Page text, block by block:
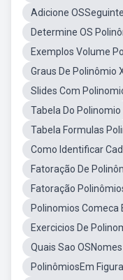
Adicione
Determine OS
Exemplos Volume
Graus De Polinômio
Slides Com
Tabela Do Polinomio
Tabela Formulas
Como Identificar
Fatoração De
Fatoração
Polinomios Comeca
Exercicios De
Quais Sao
PolinômiosEm